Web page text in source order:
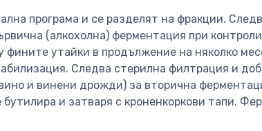
програма и се разделят на фракции.
(алкохолна) ферментация при
утайки в продължение на няколко
Следва стерилна филтрация и
и винени дрожди) за вторична
и затваря с кроненкоркови тапи.